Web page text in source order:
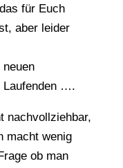
für Euch
aber leider
Laufenden ….
nachvollziehbar,
macht wenig
ob man